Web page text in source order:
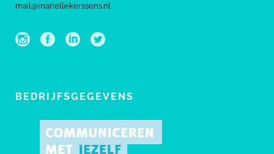
mail@mariellekerssens.nl
BEDRIJFSGEGEVENS